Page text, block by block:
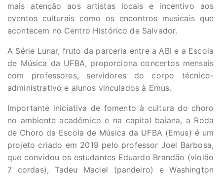
mais atenção aos artistas locais e incentivo aos
eventos culturais como os encontros musicais que
acontecem no Centro Histórico de Salvador.
A Série Lunar, fruto da parceria entre a ABI e a Escola
de Música da UFBA, proporciona concertos mensais
com professores, servidores do corpo técnico-
administrativo e alunos vinculados à Emus.
Importante iniciativa de fomento à cultura do choro
no ambiente acadêmico e na capital baiana, a Roda
de Choro da Escola de Música da UFBA (Emus) é um
projeto criado em 2019 pelo professor Joel Barbosa,
que convidou os estudantes Eduardo Brandão (violão
7 cordas), Tadeu Maciel (pandeiro) e Washington